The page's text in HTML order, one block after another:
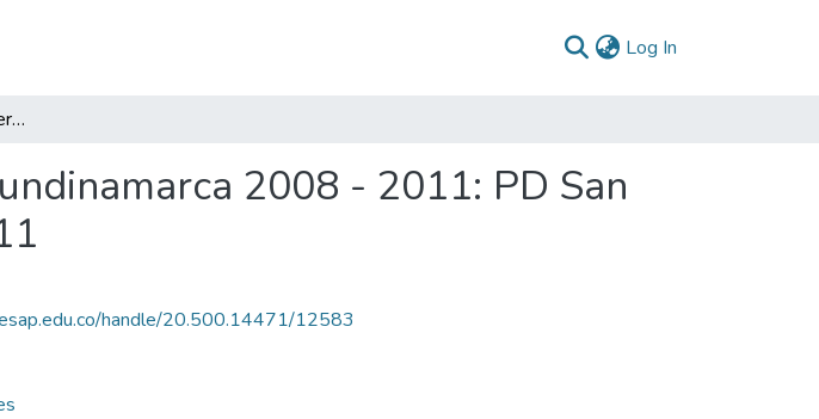
Log In
Plan de Desarrollo San Bernardo Cundinamarca 2008 - 2011: PD San Bernardo Cundinamarca 2008 - 2011
2008 - 2011: PD San
handle/20.500.14471/12583